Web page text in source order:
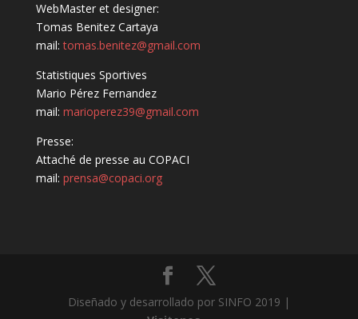
WebMaster et designer:
Tomas Benitez Cartaya
mail:tomas.benitez@gmail.com
Statistiques Sportives
Mario Pérez Fernandez
mail: marioperez39@gmail.com
Presse:
Attaché de presse au COPACI
mail: prensa@copaci.org
Diseñado y desarrollado por SINFO 2019 |